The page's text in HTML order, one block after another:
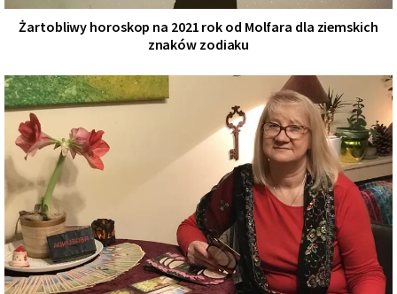
Żartobliwy horoskop na 2021 rok od Molfara dla ziemskich
znaków zodiaku